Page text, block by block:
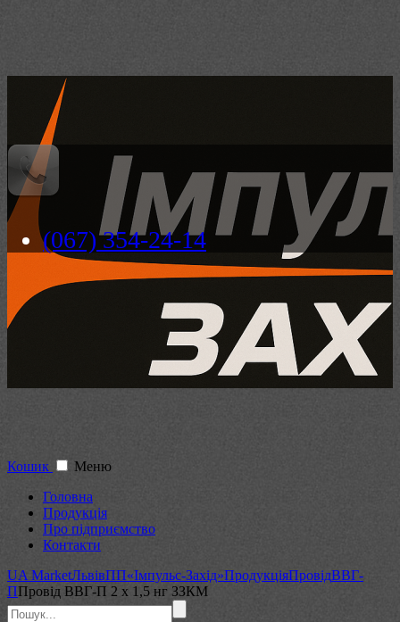
(067) 354-24-14
Кошик
Меню
Головна
Продукція
Про підприємство
Контакти
UA MarketЛьвівПП«Імпульс-Захід»ПродукціяПровідВВГ-
ППровід ВВГ-П 2 х 1,5 нг ЗЗКМ